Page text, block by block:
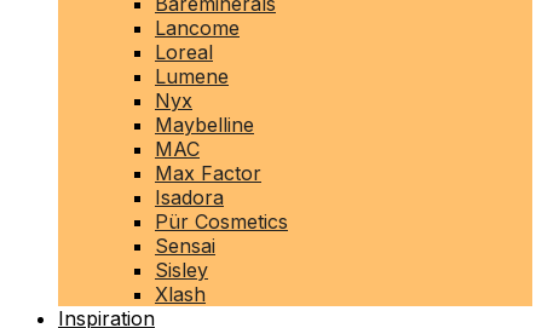
Lancome
Loreal
Lumene
Nyx
Maybelline
MAC
Max Factor
Isadora
Pür Cosmetics
Sensai
Sisley
Xlash
Inspiration